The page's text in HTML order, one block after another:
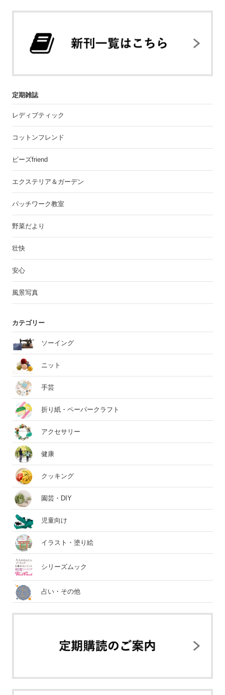
定期雑誌
レディブティック
コットンフレンド
ビーズfriend
エクステリア＆ガーデン
パッチワーク教室
野菜だより
壮快
安心
風景写真
カテゴリー
ソーイング
ニット
手芸
折り紙・ペーパークラフト
アクセサリー
健康
クッキング
園芸・DIY
児童向け
イラスト・塗り絵
シリーズムック
占い・その他